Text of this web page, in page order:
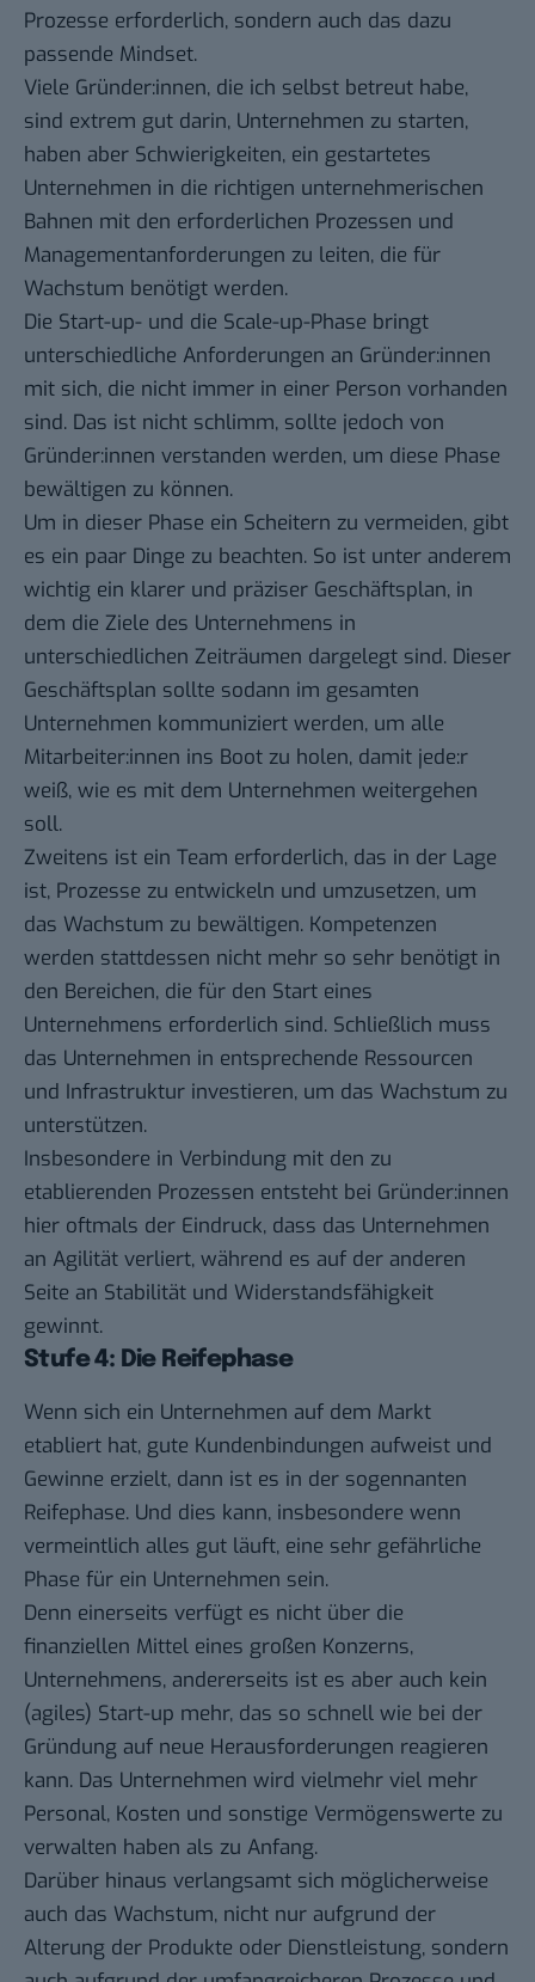
Prozesse erforderlich, sondern auch das dazu
passende Mindset.
Viele Gründer:innen, die ich selbst betreut habe,
sind extrem gut darin, Unternehmen zu starten,
haben aber Schwierigkeiten, ein gestartetes
Unternehmen in die richtigen unternehmerischen
Bahnen mit den erforderlichen Prozessen und
Managementanforderungen zu leiten, die für
Wachstum benötigt werden.
Die Start-up- und die Scale-up-Phase bringt
unterschiedliche Anforderungen an Gründer:innen
mit sich, die nicht immer in einer Person vorhanden
sind. Das ist nicht schlimm, sollte jedoch von
Gründer:innen verstanden werden, um diese Phase
bewältigen zu können.
Um in dieser Phase ein Scheitern zu vermeiden, gibt
es ein paar Dinge zu beachten. So ist unter anderem
wichtig ein klarer und präziser Geschäftsplan, in
dem die Ziele des Unternehmens in
unterschiedlichen Zeiträumen dargelegt sind. Dieser
Geschäftsplan sollte sodann im gesamten
Unternehmen kommuniziert werden, um alle
Mitarbeiter:innen ins Boot zu holen, damit jede:r
weiß, wie es mit dem Unternehmen weitergehen
soll.
Zweitens ist ein Team erforderlich, das in der Lage
ist, Prozesse zu entwickeln und umzusetzen, um
das Wachstum zu bewältigen. Kompetenzen
werden stattdessen nicht mehr so sehr benötigt in
den Bereichen, die für den Start eines
Unternehmens erforderlich sind. Schließlich muss
das Unternehmen in entsprechende Ressourcen
und Infrastruktur investieren, um das Wachstum zu
unterstützen.
Insbesondere in Verbindung mit den zu
etablierenden Prozessen entsteht bei Gründer:innen
hier oftmals der Eindruck, dass das Unternehmen
an Agilität verliert, während es auf der anderen
Seite an Stabilität und Widerstandsfähigkeit
gewinnt.
Stufe 4: Die Reifephase
Wenn sich ein Unternehmen auf dem Markt
etabliert hat, gute Kundenbindungen aufweist und
Gewinne erzielt, dann ist es in der sogennanten
Reifephase. Und dies kann, insbesondere wenn
vermeintlich alles gut läuft, eine sehr gefährliche
Phase für ein Unternehmen sein.
Denn einerseits verfügt es nicht über die
finanziellen Mittel eines großen Konzerns,
Unternehmens, andererseits ist es aber auch kein
(agiles) Start-up mehr, das so schnell wie bei der
Gründung auf neue Herausforderungen reagieren
kann. Das Unternehmen wird vielmehr viel mehr
Personal, Kosten und sonstige Vermögenswerte zu
verwalten haben als zu Anfang.
Darüber hinaus verlangsamt sich möglicherweise
auch das Wachstum, nicht nur aufgrund der
Alterung der Produkte oder Dienstleistung, sondern